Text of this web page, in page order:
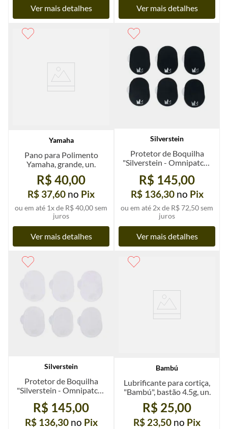
Ver mais detalhes Ver mais detalhes
Yamaha
Pano para Polimento
Yamaha, grande, un.
R$ 40,00
R$ 37,60 no Pix
ou em até 1x de R$ 40,00sem
juros
Ver mais detalhes
Silverstein
Protetor de Boquilha
"Silverstein - Omnipatch",
un.
R$ 145,00
R$ 136,30 no Pix
ou em até 2x de R$ 72,50sem
juros
Ver mais detalhes
Silverstein
Protetor de Boquilha
"Silverstein - Omnipatch",
0,35 ou 0,8mm,
transparente, kit 6 un.
R$ 145,00
R$ 136,30 no Pix
Bambú
Lubrificante para cortiça,
"Bambú", bastão 4.5g, un.
R$ 25,00
R$ 23,50 no Pix